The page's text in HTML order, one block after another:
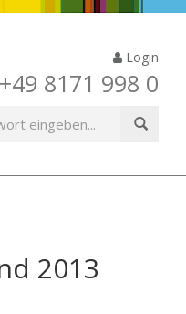
Login
+49 8171 998 0
2013